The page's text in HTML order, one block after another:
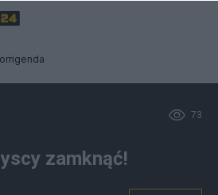
73
zamknąć!